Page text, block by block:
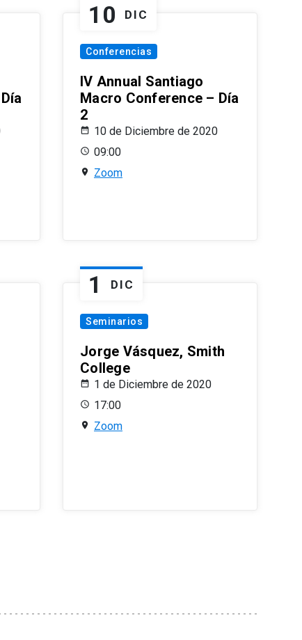
10 DIC
Conferencias
IV Annual Santiago
Macro Conference – Día
2
10 de Diciembre de 2020
09:00
Zoom
1 DIC
Seminarios
Jorge Vásquez, Smith
College
1 de Diciembre de 2020
17:00
Zoom